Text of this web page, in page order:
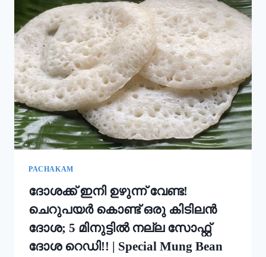
വീണ്ടും
വീണ്ടും
കഴിക്കാൻ
തോന്നും!
അത്രയും
രുചിയാണേ!
|
EASY
RAVA
UPMA
RECIPE
PACHAKAM
ദോശക്ക് ഇനി ഉഴുന്ന് വേണ്ട!
ചെറുപയർ കൊണ്ട് ഒരു കിടിലൻ
ദോശ; 5 മിനുട്ടിൽ നല്ല സോഫ്റ്റ്
ദോശ റെഡി!! | Special Mung Bean